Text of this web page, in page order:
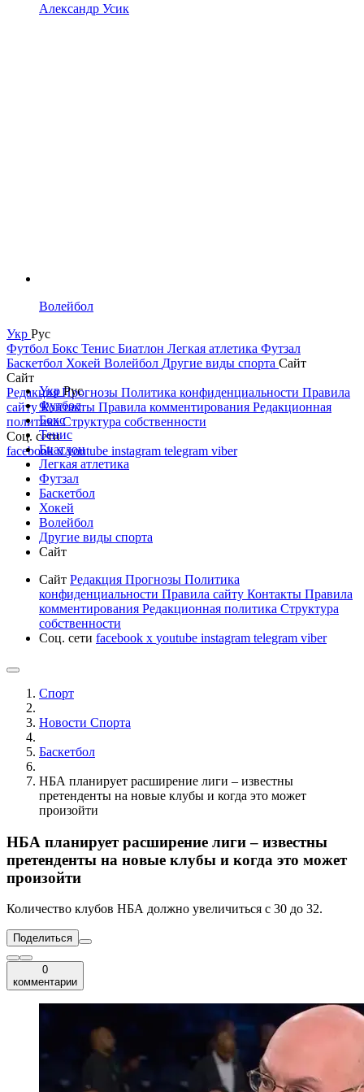
Александр Усик
Волейбол
Укр Рус
Футбол Бокс Тенис Биатлон Легкая атлетика Футзал
Баскетбол Хокей Волейбол Другие виды спорта Сайт
Сайт
РедакцияПрогнозы Политика конфиденциальности Правила
сайтуКонтакты Правила комментирования Редакционная
политикаСтруктура собственности
Соц. сети
facebookxyoutube instagram telegram viber
УкрРус
Футбол
Бокс
Тенис
Биатлон
Легкая атлетика
Футзал
Баскетбол
Хокей
Волейбол
Другие виды спорта
Сайт
Сайт Редакция Прогнозы Политика
конфиденциальности Правила сайту Контакты Правила
комментирования Редакционная политика Структура
собственности
Соц. сети facebook x youtube instagram telegram viber
Спорт
Новости Cпорта
Баскетбол
НБА планирует расширение лиги – известны
претенденты на новые клубы и когда это может
произойти
НБА планирует расширение лиги – известны
претенденты на новые клубы и когда это может
произойти
Количество клубов НБА должно увеличиться с 30 до 32.
Поделиться
0
комментарии